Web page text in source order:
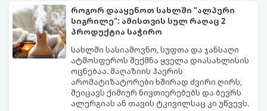
ლაქების ამოყვანასა და პირვანდელი
სიახლის დაბრუნებას.
როგორ დააყენოთ სახლში "ალპური
სიგრილე": ამისთვის სულ რაღაც 2
პროდუქტია საჭირო
სახლში სასიამოვნო, სუფთა და ჯანსაღი
ატმოსფეროს შექმნა ყველა დიასახლისის
ოცნებაა. მაღაზიის ჰაერის
არომატიზატორები ხშირად ძვირი ღირს,
შეიცავს ქიმიურ ნივთიერებებს და ბევრს
ალერგიას ან თავის ტკივილსაც კი უწვევს.